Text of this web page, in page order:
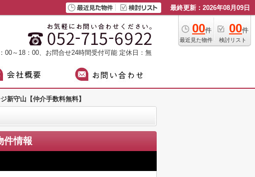
最終更新：2026年08月09日
00件
最近見た物件
00件
検討リスト
00～18：00、お問合せ24時間受付可能 定休日：無
新守山【仲介手数料無料】
件情報